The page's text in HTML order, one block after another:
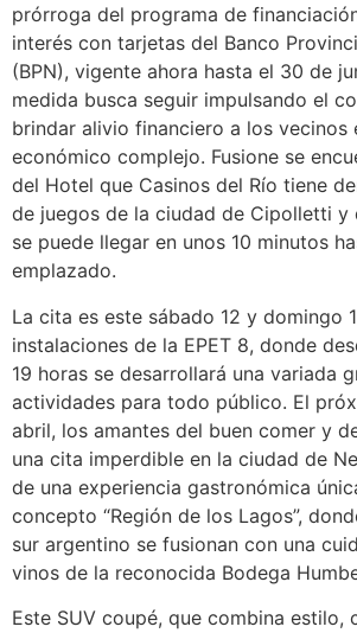
prórroga del programa de
interés con tarjetas del Banco
(BPN), vigente ahora hasta el 30 de
medida busca seguir impulsando el
brindar alivio financiero a los vecinos
económico complejo. Fusione se
del Hotel que Casinos del Río tiene
de juegos de la ciudad de Cipolletti y
se puede llegar en unos 10 minutos
emplazado.
La cita es este sábado 12 y domingo
instalaciones de la EPET 8, donde
19 horas se desarrollará una variada
actividades para todo público. El
abril, los amantes del buen comer y
una cita imperdible en la ciudad de
de una experiencia gastronómica
concepto “Región de los Lagos”,
sur argentino se fusionan con una
vinos de la reconocida Bodega
Este SUV coupé, que combina estilo,